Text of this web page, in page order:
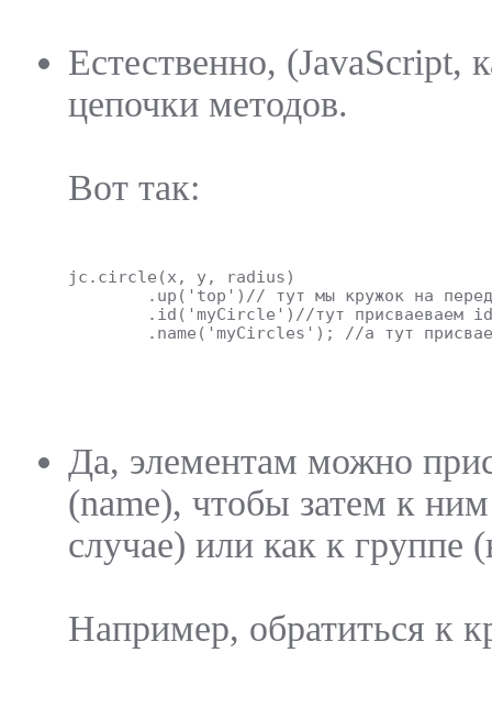
Естественно, (JavaScript,
цепочки методов.
Вот так:
jc.circle(x, y, radius)
.up('top')// тут мы кружок на
	.id('myCircle')//тут присваеваем id
.name('myCircles'); //а тут
Да, элементам можно
(name), чтобы затем к
случае) или как к группе
Например, обратиться к